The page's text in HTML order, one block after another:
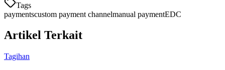
Tags
paymentscustom payment channelmanual paymentEDC
Artikel Terkait
Tagihan